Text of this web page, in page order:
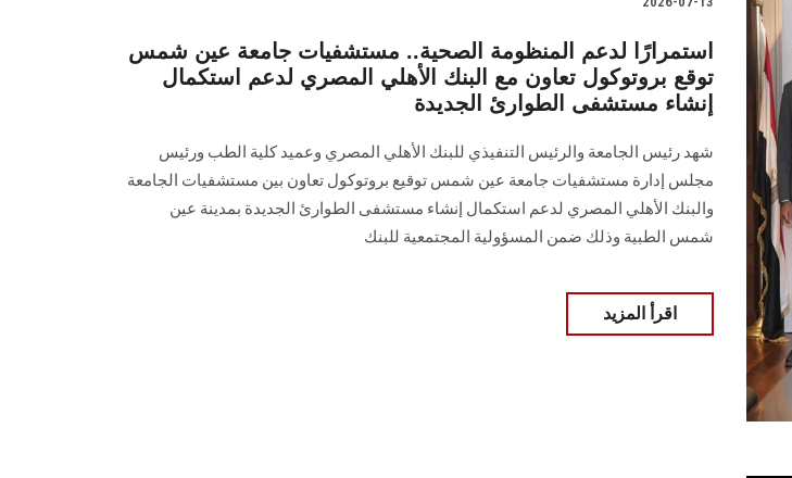
استمرارًا لدعم المنظومة الصحية.. مستشفيات جامعة عين شمس
توقع بروتوكول تعاون مع البنك الأهلي المصري لدعم استكمال
إنشاء مستشفى الطوارئ الجديدة
شهد رئيس الجامعة والرئيس التنفيذي للبنك الأهلي المصري وعميد كلية الطب ورئيس
مجلس إدارة مستشفيات جامعة عين شمس توقيع بروتوكول تعاون بين مستشفيات الجامعة
والبنك الأهلي المصري لدعم استكمال إنشاء مستشفى الطوارئ الجديدة بمدينة عين
شمس الطبية وذلك ضمن المسؤولية المجتمعية للبنك
اقرأ المزيد